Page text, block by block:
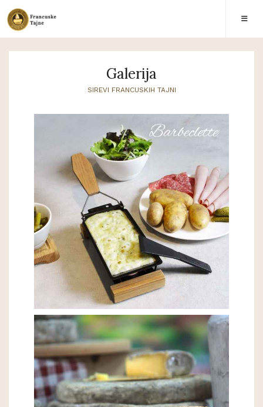
Galerija
SIREVI FRANCUSKIH TAJNI